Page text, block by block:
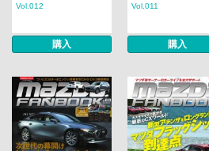
Vol.012
購入
Vol.011
購入